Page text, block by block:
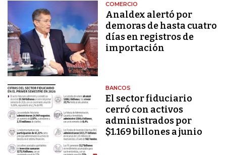
COMERCIO
Analdex alertó por
demoras de hasta cuatro
días en registros de
importación
BANCOS
El sector fiduciario
cerró con activos
administrados por
$1.169 billones a junio